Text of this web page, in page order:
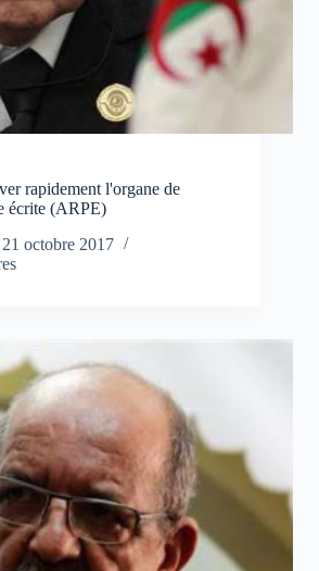
rapidement l'organe de
écrite (ARPE)
21 octobre 2017